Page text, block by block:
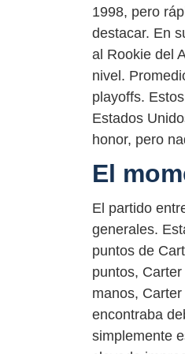
1998, pero
destacar. En
al Rookie del
nivel.
playoffs.
Estados
honor, pero
El
El partido
generales.
puntos de
puntos,
manos,
encontraba
simplemente